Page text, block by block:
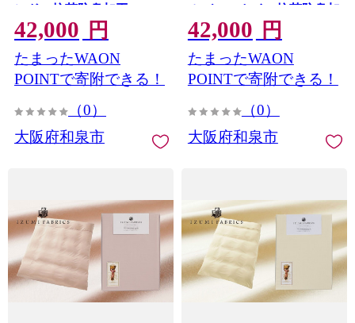
ンド 抗菌防臭加工
【1210829】
42,000 円
たまったWAON
POINTで寄附できる！
（0）
大阪府和泉市
ルバースカイ 抗菌防臭加
工【1210831】
42,000 円
たまったWAON
POINTで寄附できる！
（0）
大阪府和泉市